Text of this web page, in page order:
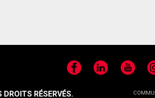
FacebookLinkedIn YouTube
DROITS RÉSERVÉS.